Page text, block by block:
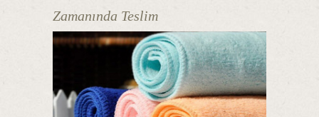
Zamanında Teslim